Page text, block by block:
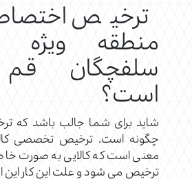
ترخیص
منطقه ویژه
سلفچگان
است؟
شاید برای شما جالب باشد که
چگونه است. ترخیص تخصصی
معنی است که کالایی به صورت
ترخیص می شود و علت این کار این